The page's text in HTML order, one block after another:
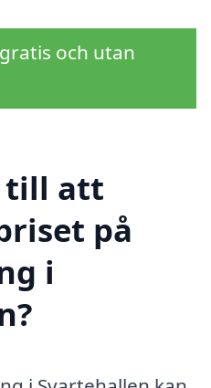
och utan
till att
på
i